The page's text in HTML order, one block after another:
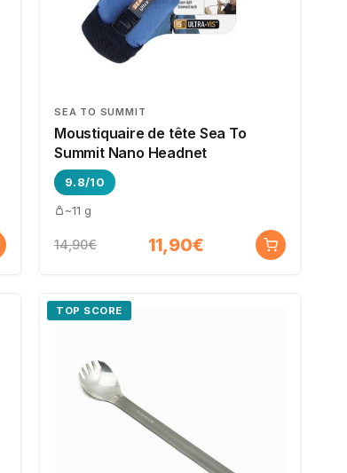
SEA TO SUMMIT
Moustiquaire de tête Sea To
Summit Nano Headnet
9.8/10
~11 g
14,90€ 11,90€
TOP SCORE